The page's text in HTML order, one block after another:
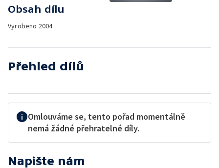
Obsah dílu
Vyrobeno 2004
Přehled dílů
Omlouváme se, tento pořad momentálně
nemá žádné přehratelné díly.
Napište nám